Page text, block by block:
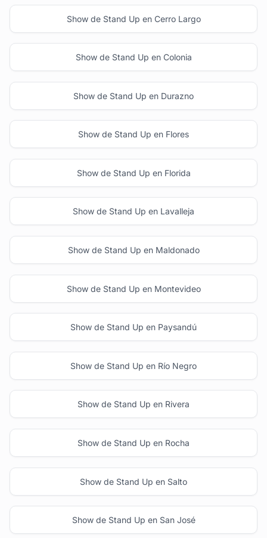
Show de Stand Up en Cerro Largo
Show de Stand Up en Colonia
Show de Stand Up en Durazno
Show de Stand Up en Flores
Show de Stand Up en Florida
Show de Stand Up en Lavalleja
Show de Stand Up en Maldonado
Show de Stand Up en Montevideo
Show de Stand Up en Paysandú
Show de Stand Up en Río Negro
Show de Stand Up en Rivera
Show de Stand Up en Rocha
Show de Stand Up en Salto
Show de Stand Up en San José